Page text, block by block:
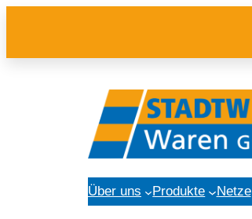
Über uns Produkte Netze